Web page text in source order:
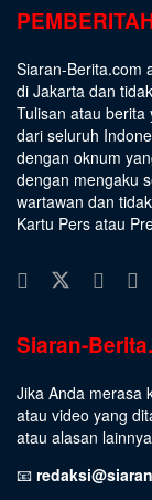
Siaran-Berita.com
di Jakarta dan
Tulisan atau
dari seluruh
dengan oknum
dengan mengaku
wartawan dan
Kartu Pers atau
Siaran-
Jika Anda merasa
atau video yang
atau alasan
📧